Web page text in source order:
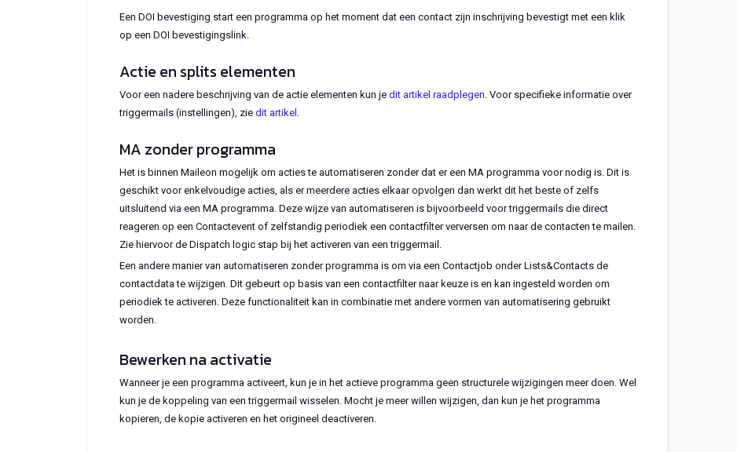
Een DOI bevestiging start een programma op het moment dat een contact zijn inschrijving bevestigt met een klik
op een DOI bevestigingslink.
Actie en splits elementen
Voor een nadere beschrijving van de actie elementen kun je dit artikel raadplegen. Voor specifieke informatie over
triggermails (instellingen), zie dit artikel .
MA zonder programma
Het is binnen Maileon mogelijk om acties te automatiseren zonder dat er een MA programma voor nodig is. Dit is
geschikt voor enkelvoudige acties, als er meerdere acties elkaar opvolgen dan werkt dit het beste of zelfs
uitsluitend via een MA programma. Deze wijze van automatiseren is bijvoorbeeld voor triggermails die direct
reageren op een Contactevent of zelfstandig periodiek een contactfilter verversen om naar de contacten te mailen.
Zie hiervoor de Dispatch logic stap bij het activeren van een triggermail.
Een andere manier van automatiseren zonder programma is om via een Contactjob onder Lists&Contacts de
contactdata te wijzigen. Dit gebeurt op basis van een contactfilter naar keuze is en kan ingesteld worden om
periodiek te activeren. Deze functionaliteit kan in combinatie met andere vormen van automatisering gebruikt
worden.
Bewerken na activatie
Wanneer je een programma activeert, kun je in het actieve programma geen structurele wijzigingen meer doen. Wel
kun je de koppeling van een triggermail wisselen. Mocht je meer willen wijzigen, dan kun je het programma
kopieren, de kopie activeren en het origineel deactiveren.